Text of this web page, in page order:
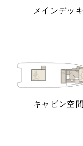
メインデッキ
キャビン空間